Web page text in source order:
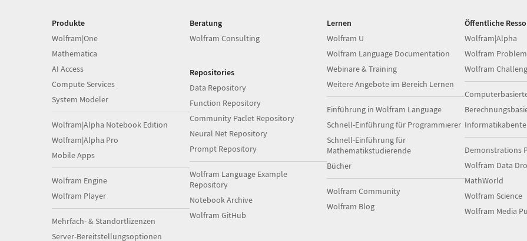
Produkte
Wolfram|One
Mathematica
AI Access
Compute Services
System Modeler
Wolfram|Alpha Notebook Edition
Wolfram|Alpha Pro
Mobile Apps
Wolfram Engine
Wolfram Player
Mehrfach- & Standortlizenzen
Server-Bereitstellungsoptionen
Beratung
Wolfram Consulting
Repositories
Data Repository
Function Repository
Community Paclet Repository
Neural Net Repository
Prompt Repository
Wolfram Language Example
Repository
Notebook Archive
Wolfram GitHub
Lernen
Wolfram U
Wolfram Language Documentation
Webinare & Training
Weitere Angebote im Bereich Lernen
Einführung in Wolfram Language
Schnell-Einführung für Programmierer
Schnell-Einführung für
Mathematikstudierende
Bücher
Wolfram Community
Wolfram Blog
Öffentliche
Wolfram|Alpha
Wolfram
Wolfram
Demonstrations
Wolfram Data
MathWorld
Wolfram Science
Wolfram Media